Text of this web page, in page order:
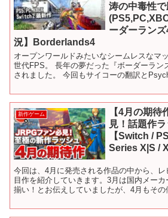
涛の中毒性
ーダーラン
況】Borderlands4
オープンワールドみたいなシームレスなマ
世代FPS。 長年の夢だった『ボーダーラン
されました。 今回もサイコーの翻訳と
新作ゲーム
【4月の期
見！話題作
【Switch /
Series X|S /
今回は、4月に発売される作品の中から、
目作を紹介していきます。3月は国内メー
揃い！とお伝えしていましたが、4月もその